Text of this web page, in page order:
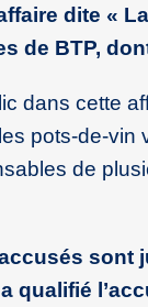
dite «
de BTP,
dans cette
pots-de-
de
sont
qualifié